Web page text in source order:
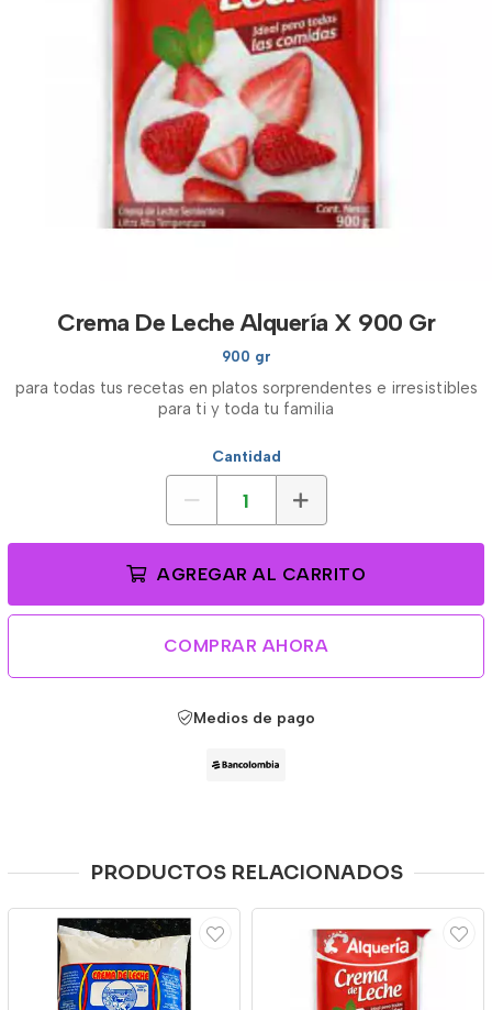
Crema De Leche Alquería X 900 Gr
900 gr
para todas tus recetas en platos sorprendentes e irresistibles
para ti y toda tu familia
Cantidad
AGREGAR AL CARRITO
COMPRAR AHORA
Medios de pago
PRODUCTOS RELACIONADOS